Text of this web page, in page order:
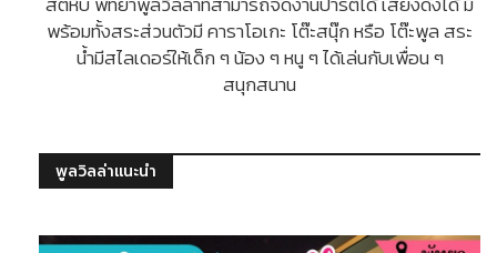
พร้อมทั้งสระส่วนตัวมี คาราโอเกะ โต๊ะสนุ๊ก หรือ โต๊ะพูล สระ
น้ำมีสไลเดอร์ให้เด็ก ๆ น้อง ๆ หนู ๆ ได้เล่นกับเพื่อน ๆ
สนุกสนาน
พูลวิลล่าแนะนำ